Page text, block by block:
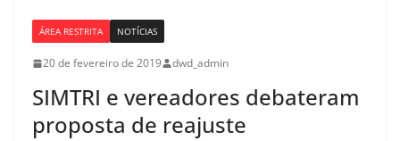
ÁREA RESTRITA NOTÍCIAS
20 de fevereiro de 2019 dwd_admin
SIMTRI e vereadores debateram
proposta de reajuste